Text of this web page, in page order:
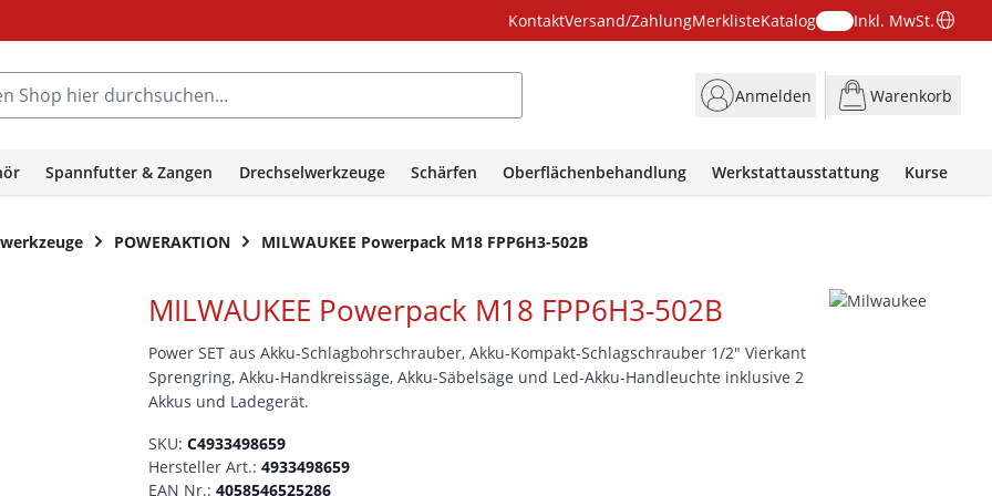
KontaktVersand/ZahlungMerklisteKatalog Inkl. MwSt.
hier durchsuchen...
Anmelden Warenkorb
Spannfutter & Zangen Drechselwerkzeuge Schärfen Oberflächenbehandlung Werkstattausstattung Kurse
POWERAKTION MILWAUKEE Powerpack M18 FPP6H3-502B
MILWAUKEE Powerpack M18 FPP6H3-502B
Power SET aus Akku-Schlagbohrschrauber, Akku-Kompakt-Schlagschrauber 1/2" Vierkant
Sprengring, Akku-Handkreissäge, Akku-Säbelsäge und Led-Akku-Handleuchte inklusive 2
Akkus und Ladegerät.
SKU: C4933498659
Hersteller Art.: 4933498659
EAN Nr.: 4058546525286